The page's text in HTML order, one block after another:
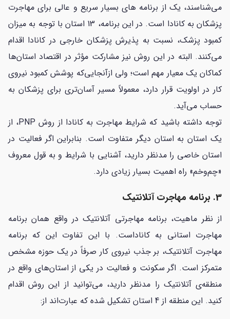
می‌شناسند، یک از برنامه های بسیار سریع و عالی برای مهاجرت
پزشکان به کانادا است. در این برنامه، 13 استان با توجه به میزان
کمبود پزشک، نسبت به پذیرش پزشکان خارجی در کانادا اقدام
می‌کنند. البته در این روش نیز مشارکت مؤثر در اقتصاد استان‌ها
کماکان یک معیار مهم است؛ ولی ازآنجایی‌که پوشش کمبود نیروی
کار در اولویت قرار دارد، معمولاً مسیر آسان‌تری برای پزشکان به
حساب می‌آید.
توجه داشته باشید که شرایط مهاجرت به کانادا از روش PNP، از
یک استان به استان دیگر متفاوت است. بنابراین اگر فعالیت در
استان خاصی را مدنظر دارید، آشنایی با شرایط و به قول معروف
«چم‌وخم» راه اهمیت بسیار زیادی دارد.
3. برنامه مهاجرت آتلانتیک
از نظر ماهیت، برنامه مهاجرتی آتلانتیک در واقع همان برنامه
مهاجرت استانی به کاناداست. با این تفاوت این که برنامه
مهاجرت آتلانتیک، بر جذب نیروی کار صرفاً در یک حوزه مشخص
متمرکز است. اگر سکونت و فعالیت در یکی از استان‌های واقع در
منطقه‌ی آتلانتیک را مدنظر دارید، می‌توانید از این روش اقدام
کنید. این منطقه از 4 استان تشکیل شده که عبارت‌اند از: